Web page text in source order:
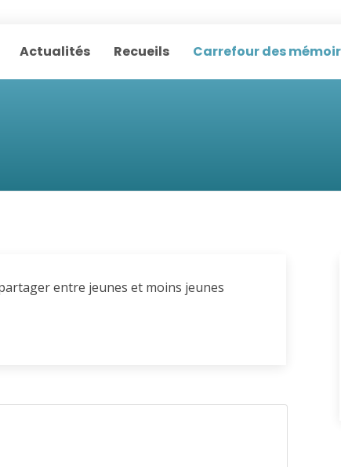
Actualités Recueils Carrefour des
entre jeunes et moins jeunes